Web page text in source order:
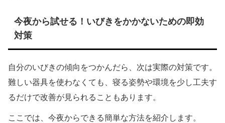
今夜から試せる！いびきをかかないための即効
対策
自分のいびきの傾向をつかんだら、次は実際の対策です。
難しい器具を使わなくても、寝る姿勢や環境を少し工夫す
るだけで改善が見られることもあります。
ここでは、今夜からできる簡単な方法を紹介します。